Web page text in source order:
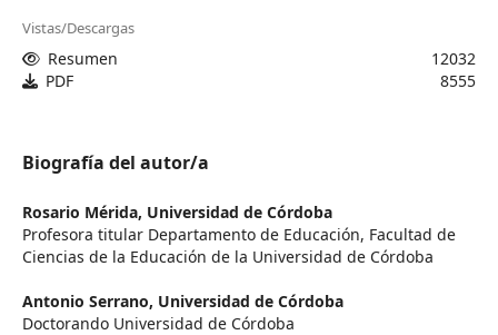
Vistas/Descargas
Resumen
12032
PDF
8555
Biografía del autor/a
Rosario Mérida, Universidad de Córdoba
Profesora titular Departamento de Educación, Facultad de
Ciencias de la Educación de la Universidad de Córdoba
Antonio Serrano, Universidad de Córdoba
Doctorando Universidad de Córdoba